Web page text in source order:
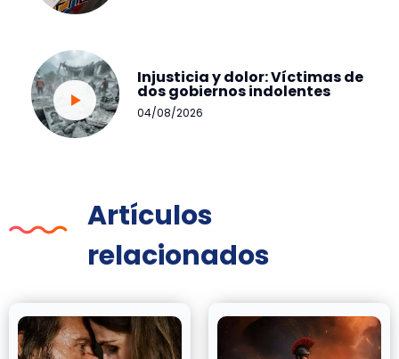
Injusticia y dolor: Víctimas de
dos gobiernos indolentes
04/08/2026
Artículos
relacionados